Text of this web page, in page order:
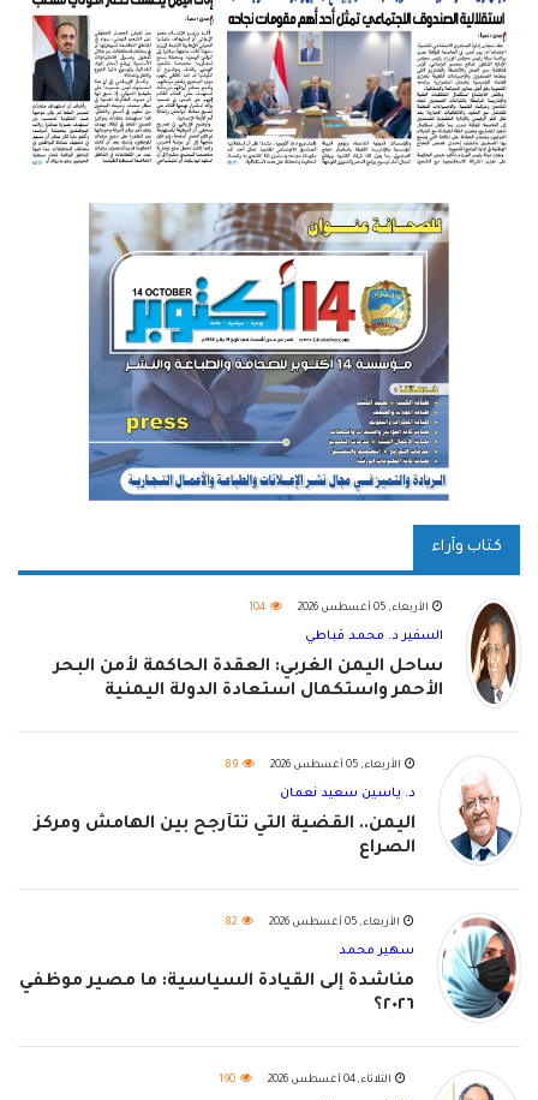
كتاب وآراء
الأربعاء, 05 أغسطس 2026 104
السفير د. محمد قباطي
ساحل اليمن الغربي: العقدة الحاكمة لأمن البحر
الأحمر واستكمال استعادة الدولة اليمنية
الأربعاء, 05 أغسطس 2026 89
د. ياسين سعيد نعمان
اليمن.. القضية التي تتأرجح بين الهامش ومركز
الصراع
الأربعاء, 05 أغسطس 2026 82
سهير محمد
مناشدة إلى القيادة السياسية: ما مصير موظفي
٢٠٢٦؟
الثلاثاء, 04 أغسطس 2026 190